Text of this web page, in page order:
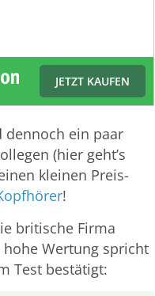
JETZT KAUFEN
dennoch ein paar
(hier geht’s
kleinen Preis-
!
britische Firma
Wertung spricht
Test bestätigt: